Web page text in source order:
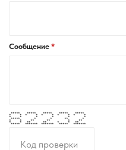
Сообщение
***** ***** ***** ***** *****
* * * * * * * * * *
* * * * * *
***** * * ** *
* * ** ** * **
* * ** ** * * **
***** ******* ******* ***** *******